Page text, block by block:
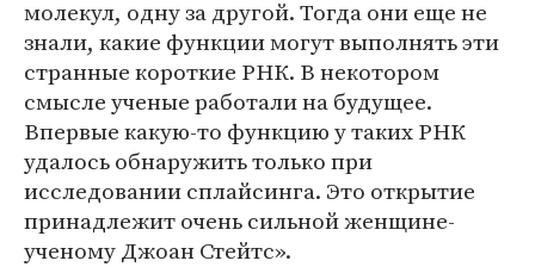
молекул, одну за другой. Тогда они еще не
знали, какие функции могут выполнять эти
странные короткие РНК. В некотором
смысле ученые работали на будущее.
Впервые какую-то функцию у таких РНК
удалось обнаружить только при
исследовании сплайсинга. Это открытие
принадлежит очень сильной женщине-
ученому Джоан Стейтс».